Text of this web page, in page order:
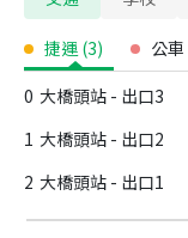
捷運 (3) 公車
0 大橋頭站 - 出口3
1 大橋頭站 - 出口2
2 大橋頭站 - 出口1